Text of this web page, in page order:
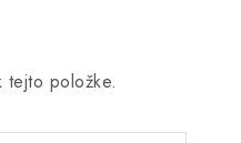
položke.